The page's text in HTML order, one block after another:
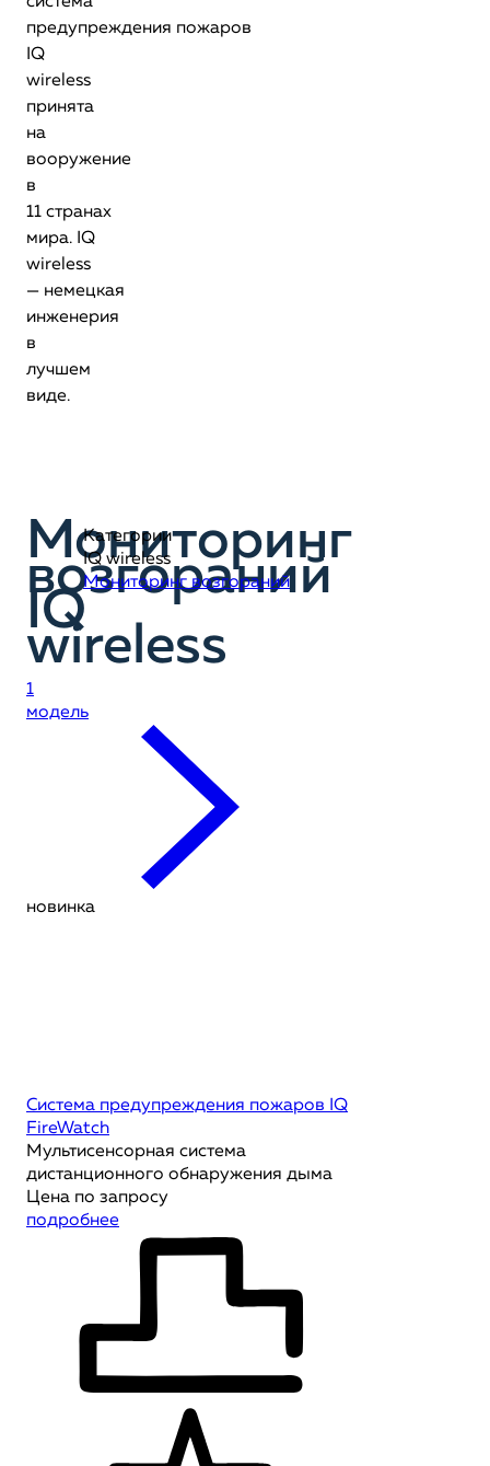
предупреждения пожаров
IQ
wireless
принята
на
вооружение
в
11 странах
мира. IQ
wireless
— немецкая
инженерия
в
лучшем
виде.
Мониторинг
возгораний
IQ
wireless
1
модель
новинка
Система предупреждения пожаров IQ
FireWatch
Мультисенсорная система
дистанционного обнаружения дыма
Цена по запросу
подробнее
Категории
IQ wireless
Мониторинг возгораний